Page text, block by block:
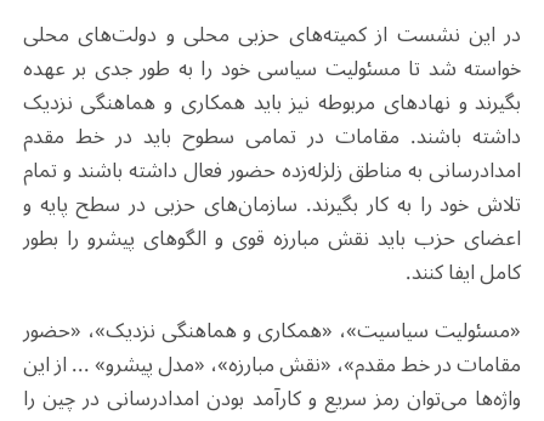
در این نشست از کمیته‌های حزبی محلی و دولت‌های محلی
خواسته شد تا مسئولیت سیاسی خود را به ‌طور جدی بر عهده
بگیرند و نهادهای مربوطه نیز باید همکاری و هماهنگی نزدیک
داشته باشند. مقامات در تمامی سطوح باید در خط مقدم
امدادرسانی به مناطق زلزله‌زده حضور فعال داشته باشند و تمام
تلاش خود را به کار بگیرند. سازمان‌های حزبی در سطح پایه و
اعضای حزب باید نقش مبارزه قوی و الگوهای پیشرو را بطور
کامل ایفا کنند.
«مسئولیت سیاسیت»، «همکاری و هماهنگی نزدیک»، «حضور
مقامات در خط مقدم»، «نقش مبارزه»، «مدل پیشرو» ... از این
واژه‌ها می‌توان رمز سریع و کارآمد بودن امدادرسانی در چین را